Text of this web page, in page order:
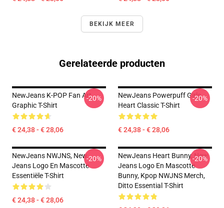
BEKIJK MEER
Gerelateerde producten
NewJeans K-POP Fan Art
Graphic T-Shirt
€ 24,38 - € 28,06
-20%
NewJeans Powerpuff Girls
Heart Classic T-Shirt
€ 24,38 - € 28,06
-20%
NewJeans NWJNS, New
Jeans Logo En Mascotte
Essentiële T-Shirt
€ 24,38 - € 28,06
-20%
NewJeans Heart Bunny, New
Jeans Logo En Mascotte
Bunny, Kpop NWJNS Merch,
Ditto Essential T-Shirt
-20%